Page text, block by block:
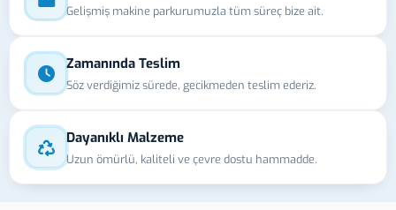
Gelişmiş makine parkurumuzla tüm süreç bize ait.
Zamanında Teslim
Söz verdiğimiz sürede, gecikmeden teslim ederiz.
Dayanıklı Malzeme
Uzun ömürlü, kaliteli ve çevre dostu hammadde.